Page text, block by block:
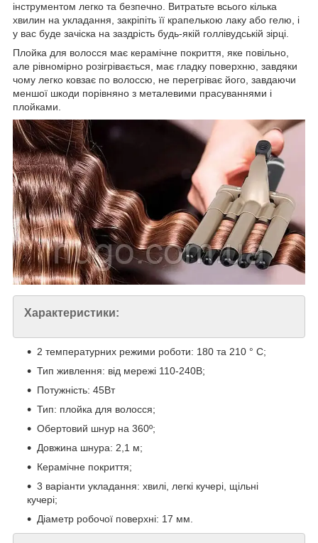
інструментом легко та безпечно. Витратьте всього кілька
хвилин на укладання, закріпіть її крапелькою лаку або гелю, і
у вас буде зачіска на заздрість будь-якій голлівудській зірці.
Плойка для волосся має керамічне покриття, яке повільно,
але рівномірно розігрівається, має гладку поверхню, завдяки
чому легко ковзає по волоссю, не перегріває його, завдаючи
меншої шкоди порівняно з металевими прасуваннями і
плойками.
Характеристики:
2 температурних режими роботи: 180 та 210 ° С;
Тип живлення: від мережі 110-240В;
Потужність: 45Вт
Тип: плойка для волосся;
Обертовий шнур на 360º;
Довжина шнура: 2,1 м;
Керамічне покриття;
3 варіанти укладання: хвилі, легкі кучері, щільні
кучері;
Діаметр робочої поверхні: 17 мм.